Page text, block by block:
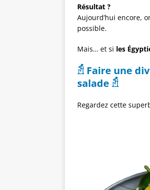
Résultat ?
Aujourd’hui encore,
possible.
Mais… et si les
𓁣 Faire une
salade 𓁣
Regardez cette